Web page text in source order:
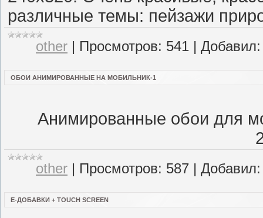
различные темы: пейзажи
other | Просмотров: 541 | Добавил:
ОБОИ АНИМИРОВАННЫЕ НА МОБИЛЬНИК-1
Анимированные обои для
other | Просмотров: 587 | Добавил:
Е-ДОБАВКИ + TOUCH SCREEN